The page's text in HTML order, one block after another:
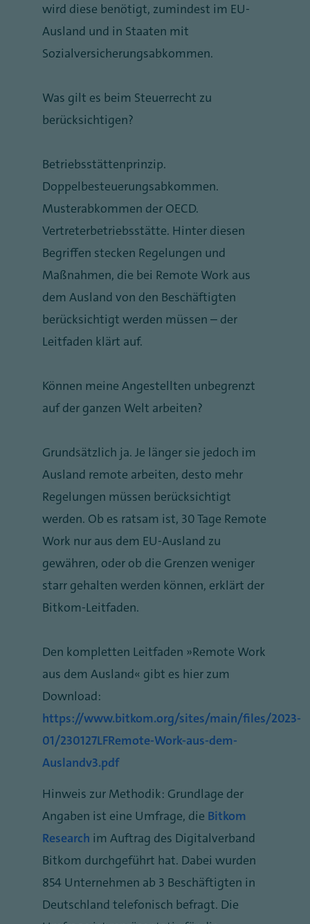
wird diese benötigt, zumindest im EU-
Ausland und in Staaten mit
Sozialversicherungsabkommen.
Was gilt es beim Steuerrecht zu
berücksichtigen?
Betriebsstättenprinzip.
Doppelbesteuerungsabkommen.
Musterabkommen der OECD.
Vertreterbetriebsstätte. Hinter diesen
Begriffen stecken Regelungen und
Maßnahmen, die bei Remote Work aus
dem Ausland von den Beschäftigten
berücksichtigt werden müssen – der
Leitfaden klärt auf.
Können meine Angestellten unbegrenzt
auf der ganzen Welt arbeiten?
Grundsätzlich ja. Je länger sie jedoch im
Ausland remote arbeiten, desto mehr
Regelungen müssen berücksichtigt
werden. Ob es ratsam ist, 30 Tage Remote
Work nur aus dem EU-Ausland zu
gewähren, oder ob die Grenzen weniger
starr gehalten werden können, erklärt der
Bitkom-Leitfaden.
Den kompletten Leitfaden „Remote Work
aus dem Ausland“ gibt es hier zum
Download:
https://www.bitkom.org/sites/main/files/2023-
01/230127LFRemote-Work-aus-dem-
Auslandv3.pdf
Hinweis zur Methodik: Grundlage der
Angaben ist eine Umfrage, die Bitkom
Research im Auftrag des Digitalverband
Bitkom durchgeführt hat. Dabei wurden
854 Unternehmen ab 3 Beschäftigten in
Deutschland telefonisch befragt. Die